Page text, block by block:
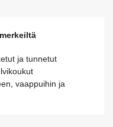
ja tunnetut
vaappuihin ja